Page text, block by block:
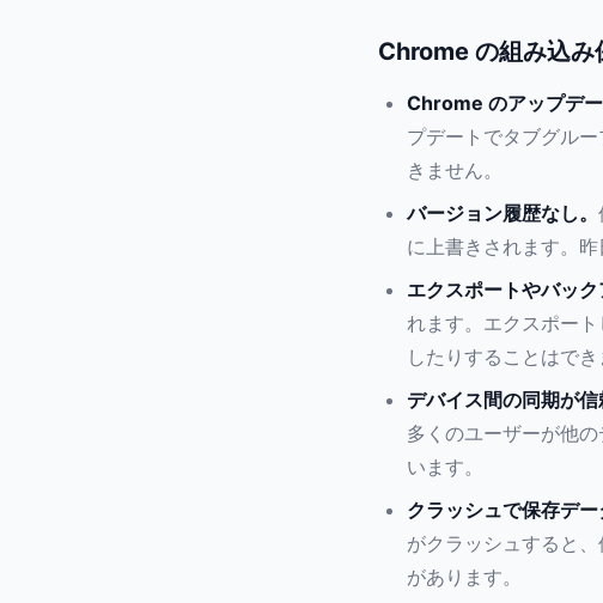
Chrome の組み込み
Chrome のアップデー
プデートでタブグル
きません。
バージョン履歴なし。
に上書きされます。
エクスポートやバック
れます。エクスポー
したりすることはでき
デバイス間の同期が信
多くのユーザーが他
います。
クラッシュで保存デー
がクラッシュすると
があります。